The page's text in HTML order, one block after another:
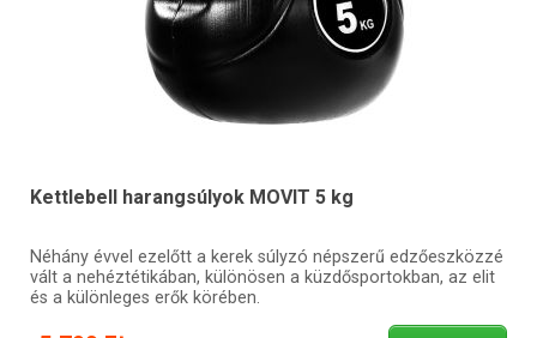
Kettlebell harangsúlyok MOVIT 5 kg
Néhány évvel ezelőtt a kerek súlyzó népszerű edzőeszközzé
vált a nehéztétikában, különösen a küzdősportokban, az elit
és a különleges erők körében.